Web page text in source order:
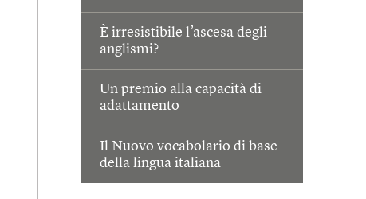
È irresistibile l’ascesa degli
anglismi?
Un premio alla capacità di
adattamento
Il Nuovo vocabolario di base
della lingua italiana